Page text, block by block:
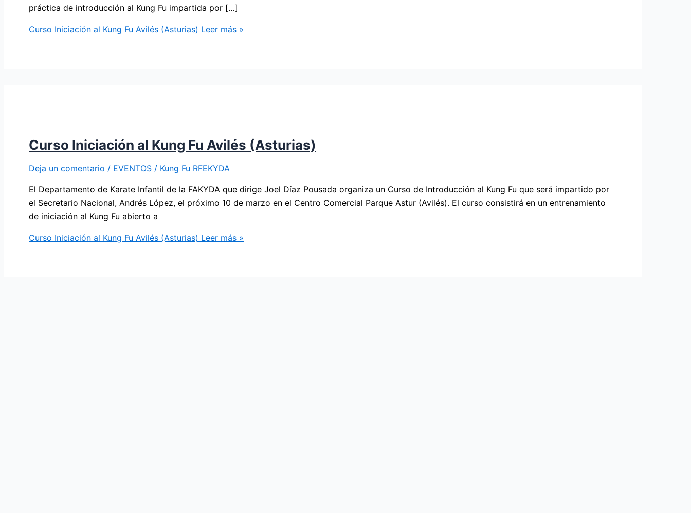
práctica de introducción al Kung Fu impartida por […]
Curso Iniciación al Kung Fu Avilés (Asturias) Leer más »
Curso Iniciación al Kung Fu Avilés (Asturias)
Deja un comentario / EVENTOS / Kung Fu RFEKYDA
El Departamento de Karate Infantil de la FAKYDA que dirige Joel Díaz Pousada organiza un Curso de Introducción al Kung Fu que será impartido por
el Secretario Nacional, Andrés López, el próximo 10 de marzo en el Centro Comercial Parque Astur (Avilés). El curso consistirá en un entrenamiento
de iniciación al Kung Fu abierto a
Curso Iniciación al Kung Fu Avilés (Asturias) Leer más »